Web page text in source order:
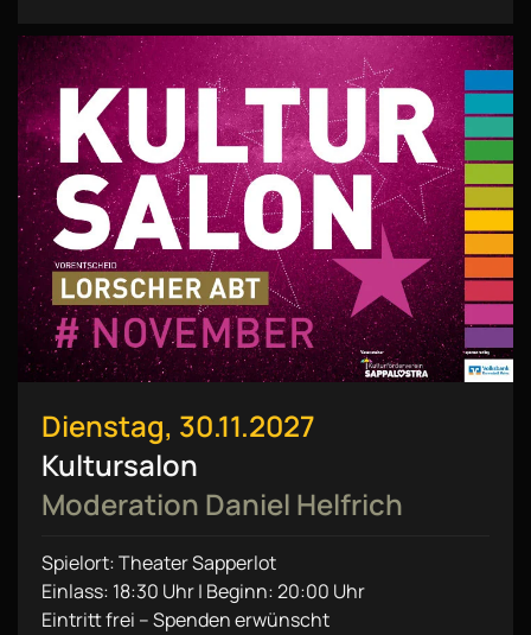
Dienstag, 30.11.2027
Kultursalon
Moderation Daniel Helfrich
Spielort: Theater Sapperlot
Einlass: 18:30 Uhr | Beginn: 20:00 Uhr
Eintritt frei – Spenden erwünscht